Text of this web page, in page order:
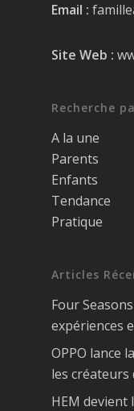
Email :
Site Web :
Recherche
A la une
Parents
Enfants
Tendance
Pratique
Articles
Four
expériences
OPPO lance
les créateurs
HEM devient